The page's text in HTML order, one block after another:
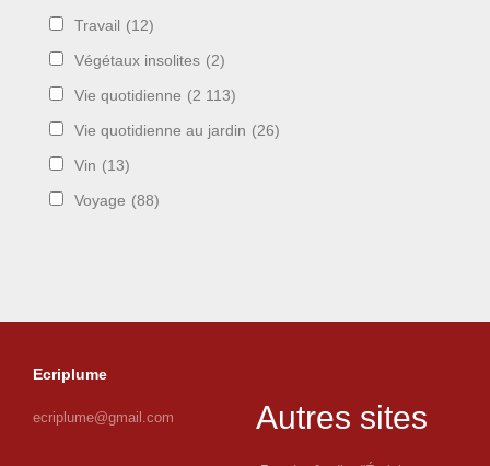
Travail (12)
Végétaux insolites (2)
Vie quotidienne (2 113)
Vie quotidienne au jardin (26)
Vin (13)
Voyage (88)
Ecriplume
ecriplume@gmail.com Autres sites